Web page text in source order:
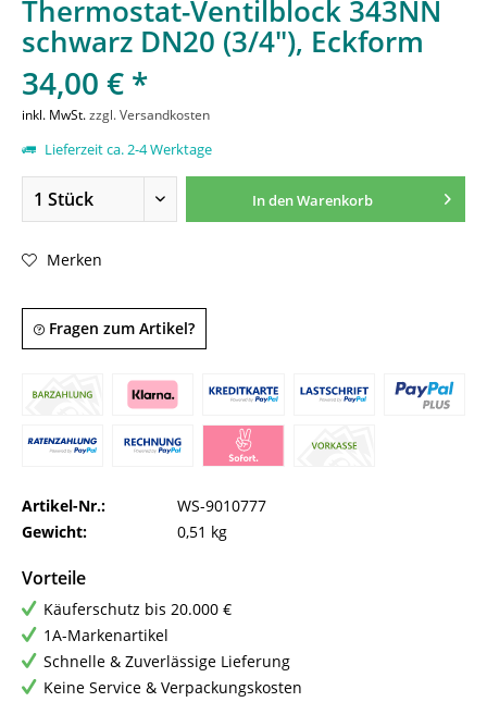
Thermostat-Ventilblock 343NN
schwarz DN20 (3/4"), Eckform
34,00 € *
inkl. MwSt.zzgl. Versandkosten
Lieferzeit ca. 2-4 Werktage
In denWarenkorb
Merken
Fragen zum Artikel?
Artikel-Nr.:
WS-9010777
Gewicht:
0,51 kg
Vorteile
Käuferschutz bis 20.000 €
1A-Markenartikel
Schnelle & Zuverlässige Lieferung
Keine Service & Verpackungskosten